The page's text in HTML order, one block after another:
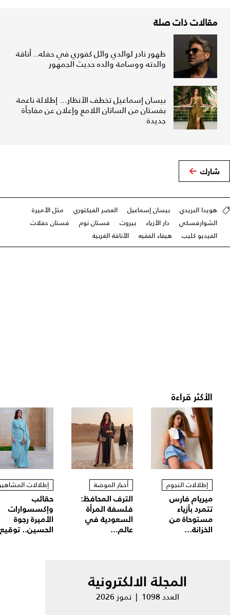
مقالات ذات صلة
ظهور نادر لوالدي وائل كفوري في حفله.. أناقة
والدته ووسامة والده حديث الجمهور
بيسان إسماعيل تخطف الأنظار... إطلالة ناعمة
بفستان من الساتان اللامع وإعلان عن مفاجأة
جديدة
شارك
هويدا البريدي بيسان إسماعيل العصر الفيكتوري
متل الأميرة
الشوارفسكي
دار الأزياء بيروت فستان نوم
فستان حفلات
الفيديو كليب
هيفاء الفقيه الأناقة الغربية
الأكثر قراءة
إطلالات النجوم
ميريام فارس
تتمرد بأزياء
مستوحاة من
الخزانة...
أخبار الموضة
الترف المحافظ:
فلسفة المرأة
السعودية في
عالم...
إطلالات
حقائب
وإكسسوارات
الأميرة رجوة
الحسين..
المجلة الالكترونية
العدد 1098 | تموز 2026